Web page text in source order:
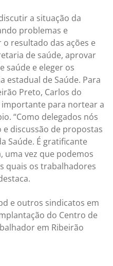
a situação da
problemas e
resultado das ações e
de saúde, aprovar
saúde e eleger os
estadual de Saúde. Para
Preto, Carlos do
importante para nortear a
“Como delegados nós
discussão de propostas
Saúde. É gratificante
uma vez que podemos
quais os trabalhadores
e outros sindicatos em
do Centro de
em Ribeirão